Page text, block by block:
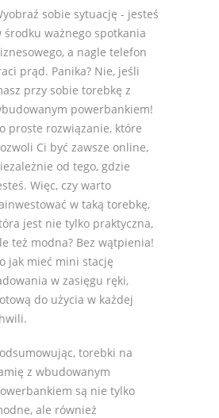
sobie sytuację - jesteś
środku ważnego spotkania
a nagle telefon
prąd. Panika? Nie, jeśli
przy sobie torebkę z
powerbankiem!
proste rozwiązanie, które
Ci być zawsze online,
od tego, gdzie
Więc, czy warto
w taką torebkę,
jest nie tylko praktyczna,
też modna? Bez wątpienia!
jak mieć mini stację
w zasięgu ręki,
do użycia w każdej
torebki na
z wbudowanym
są nie tylko
ale również